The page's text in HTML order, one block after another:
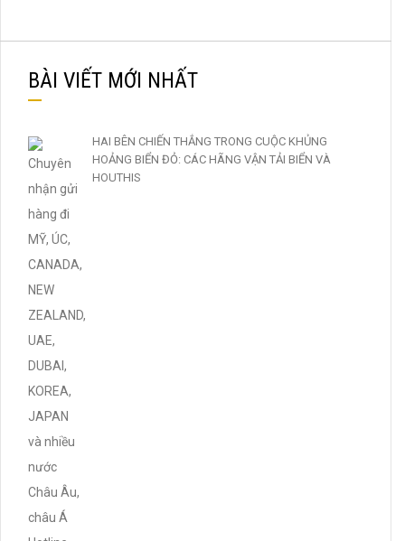
BÀI VIẾT MỚI NHẤT
HAI BÊN CHIẾN THẮNG TRONG CUỘC KHỦNG
HOẢNG BIỂN ĐỎ: CÁC HÃNG VẬN TẢI BIỂN VÀ
HOUTHIS